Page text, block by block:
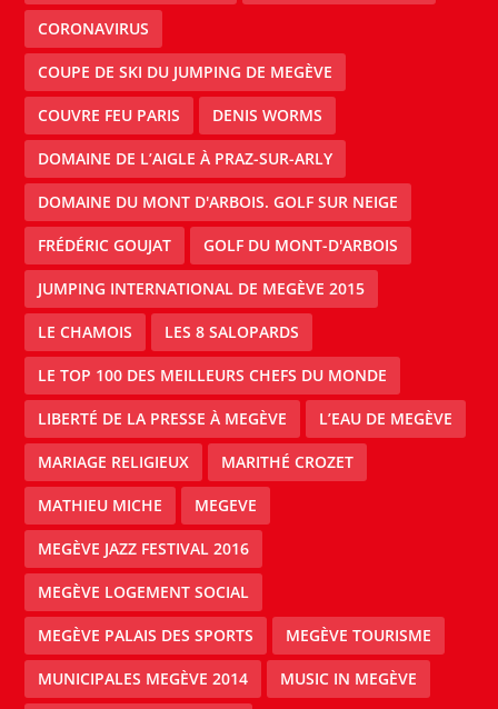
CORONAVIRUS
COUPE DE SKI DU JUMPING DE MEGÈVE
COUVRE FEU PARIS DENIS WORMS
DOMAINE DE L’AIGLE À PRAZ-SUR-ARLY
DOMAINE DU MONT D'ARBOIS. GOLF SUR NEIGE
FRÉDÉRIC GOUJAT GOLF DU MONT-D'ARBOIS
JUMPING INTERNATIONAL DE MEGÈVE 2015
LE CHAMOIS LES 8 SALOPARDS
LE TOP 100 DES MEILLEURS CHEFS DU MONDE
LIBERTÉ DE LA PRESSE À MEGÈVE L’EAU DE MEGÈVE
MARIAGE RELIGIEUX MARITHÉ CROZET
MATHIEU MICHE MEGEVE
MEGÈVE JAZZ FESTIVAL 2016
MEGÈVE LOGEMENT SOCIAL
MEGÈVE PALAIS DES SPORTS MEGÈVE TOURISME
MUNICIPALES MEGÈVE 2014 MUSIC IN MEGÈVE